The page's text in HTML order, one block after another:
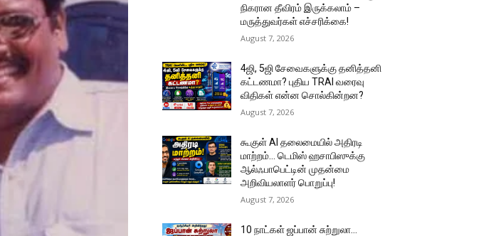
நிகரான தீவிரம் இருக்கலாம் –
மருத்துவர்கள் எச்சரிக்கை!
August 7, 2026
4ஜி, 5ஜி சேவைகளுக்கு தனித்தனி
கட்டணமா? புதிய TRAI வரைவு
விதிகள் என்ன சொல்கின்றன?
August 7, 2026
கூகுள் AI தலைமையில் அதிரடி
மாற்றம்… டெமிஸ் ஹசாபிஸுக்கு
ஆல்ஃபாபெட்டின் முதன்மை
அறிவியலாளர் பொறுப்பு!
August 7, 2026
10 நாட்கள் ஜப்பான் சுற்றுலா…